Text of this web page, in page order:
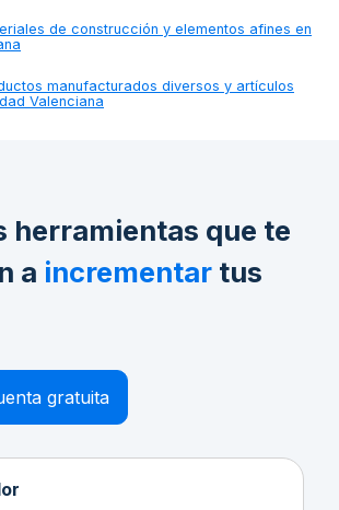
de construcción y elementos afines en
manufacturados diversos y artículos
Valenciana
herramientas que te
a incrementar tus
gratuita